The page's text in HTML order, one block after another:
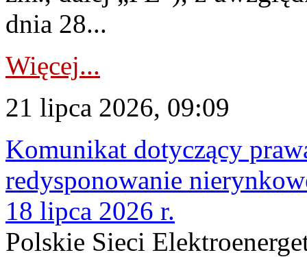
dnia 28...
Więcej...
21 lipca 2026, 09:09
Komunikat dotyczący
redysponowanie
18 lipca 2026 r.
Polskie Sieci